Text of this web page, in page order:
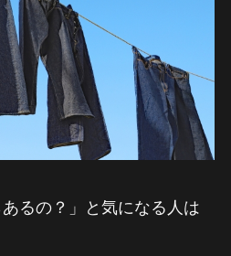
あるの？」と気になる人は